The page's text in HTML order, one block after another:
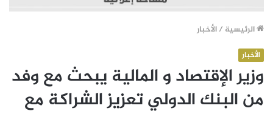
الرئيسية /الأخبار
الأخبار
وزير الإقتصاد و المالية يبحث مع وفد
من البنك الدولي تعزيز الشراكة مع